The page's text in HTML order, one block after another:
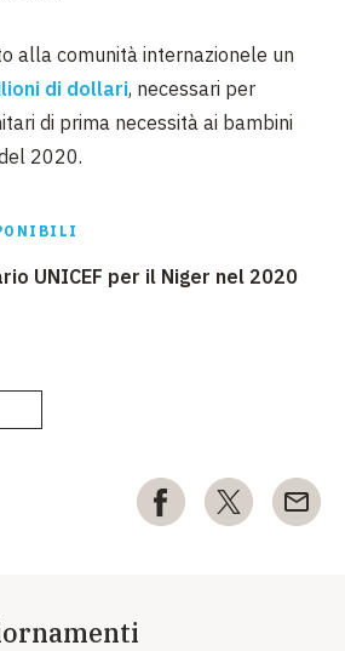
alla comunità internazionele un
di dollari, necessari per
di prima necessità ai bambini
2020.
UNICEF per il Niger nel 2020